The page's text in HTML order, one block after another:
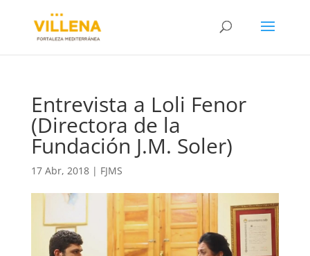
Entrevista a Loli Fenor
(Directora de la
Fundación J.M. Soler)
17 Abr, 2018| FJMS